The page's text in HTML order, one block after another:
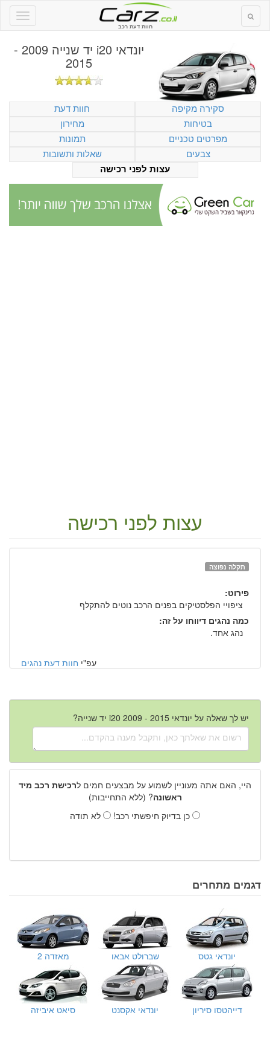
חוות דעת רכב
יונדאי i20 יד שנייה 2009 -
2015
סקירה מקיפה
חוות דעת
בטיחות
מחירון
מפרטים טכניים
תמונות
צבעים
שאלות ותשובות
עצות לפני רכישה
עצות לפני רכישה
תקלה נפוצה
פירוט:
ציפויי הפלסטיקים בפנים הרכב נוטים להתקלף
כמה נהגים דיווחו על זה:
נהג אחד.
עפ"י חוות דעת נהגים
יש לך שאלה על יונדאי i20 2009 - 2015 יד שנייה?
היי, האם אתה מעוניין לשמוע על מבצעים חמים לרכישת רכב מיד
ראשונה? (ללא התחייבות)
כן בדיוק חיפשתי רכב!
לא תודה
דגמים מתחרים
יונדאי גטס שברולט אבאו מאזדה 2
דייהטסו סיריון יונדאי אקסנט סיאט איביזה